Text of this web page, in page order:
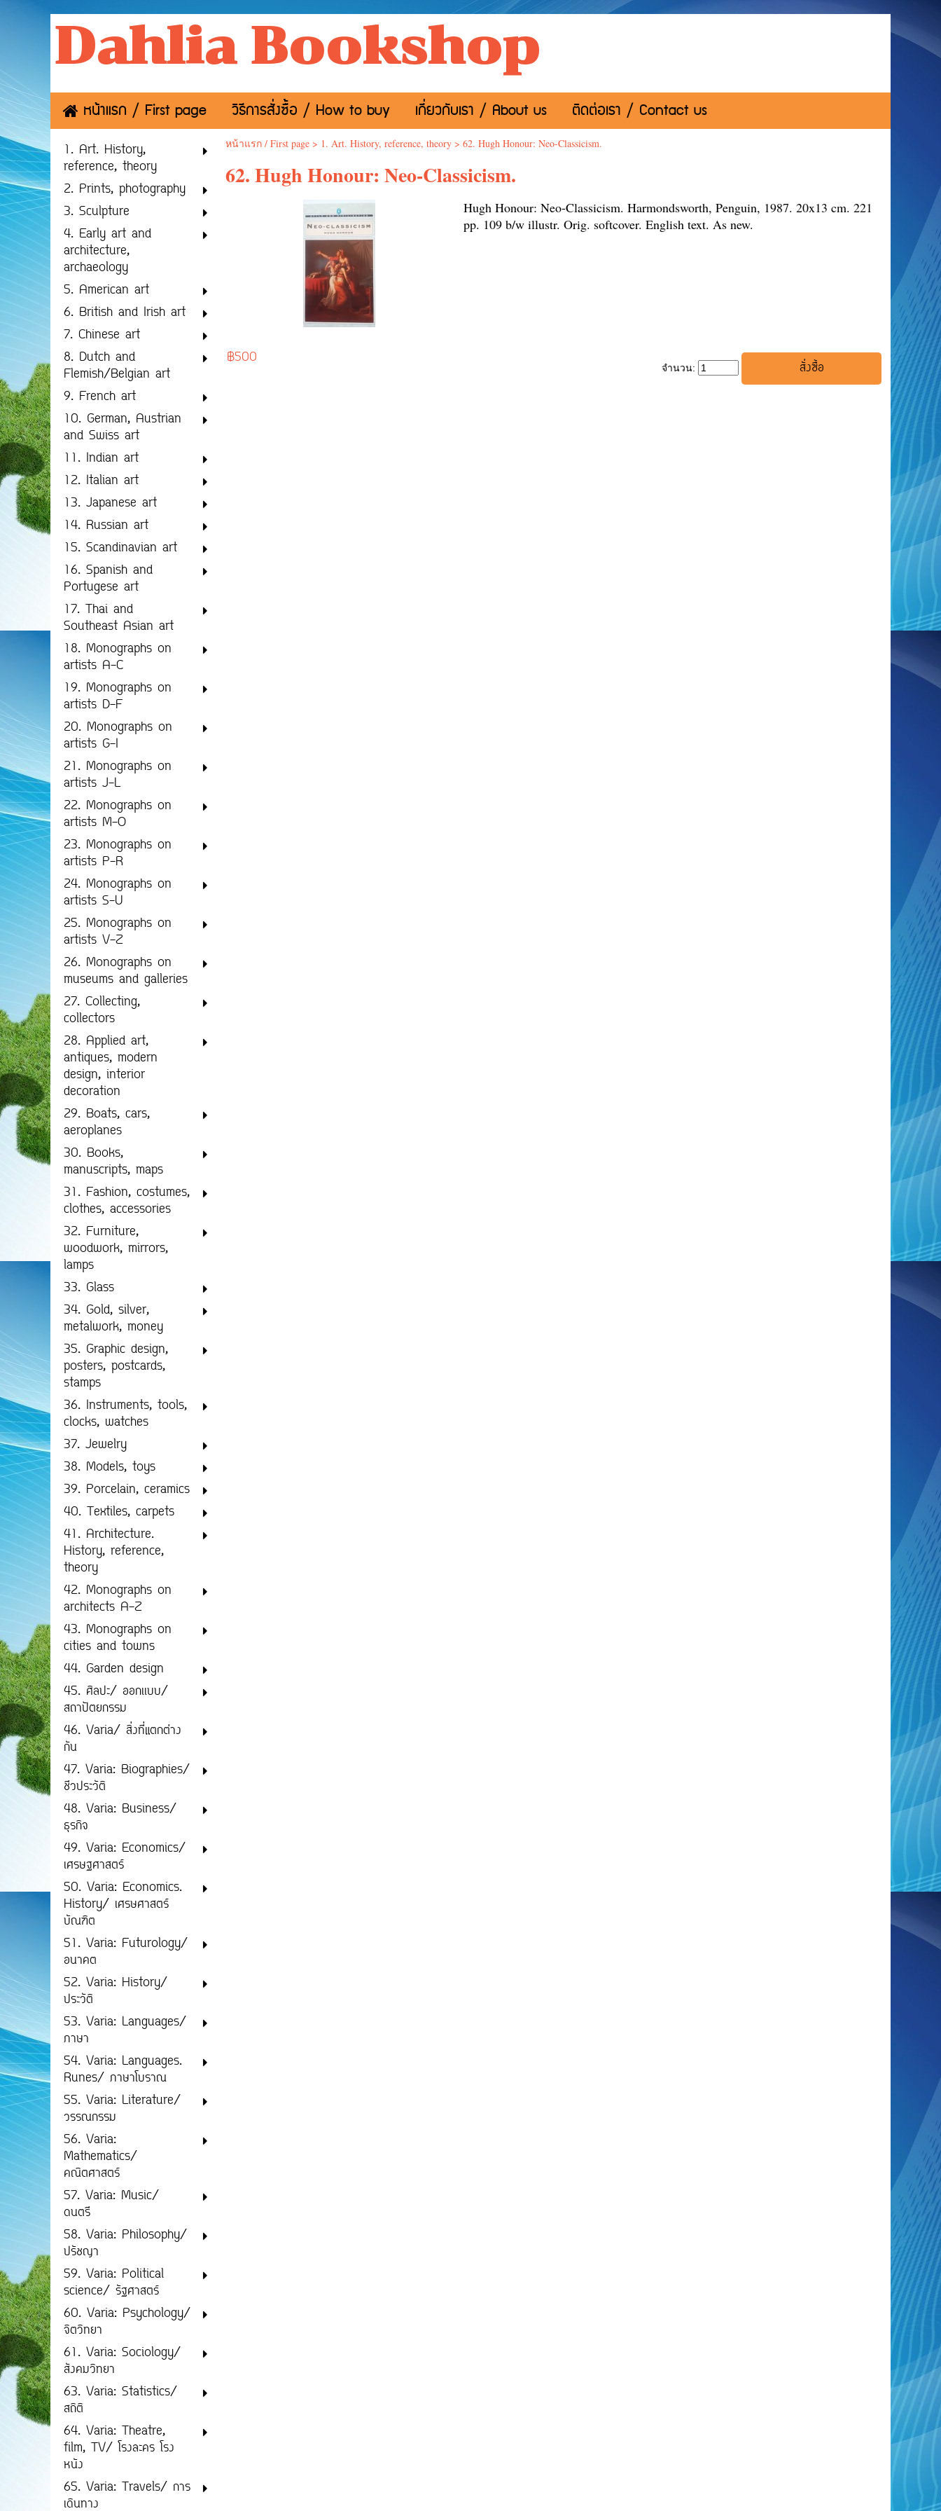
Dahlia Bookshop
หน้าแรก / First page วิธีการสั่งซื้อ / How to buy เกี่ยวกับเรา / About us ติดต่อเรา / Contact us
1. Art. History,
reference, theory
2. Prints, photography
3. Sculpture
4. Early art and
architecture,
archaeology
5. American art
6. British and Irish art
7. Chinese art
8. Dutch and
Flemish/Belgian art
9. French art
10. German, Austrian
and Swiss art
11. Indian art
12. Italian art
13. Japanese art
14. Russian art
15. Scandinavian art
16. Spanish and
Portugese art
17. Thai and
Southeast Asian art
18. Monographs on
artists A-C
19. Monographs on
artists D-F
20. Monographs on
artists G-I
21. Monographs on
artists J-L
22. Monographs on
artists M-O
23. Monographs on
artists P-R
24. Monographs on
artists S-U
25. Monographs on
artists V-Z
26. Monographs on
museums and galleries
27. Collecting,
collectors
28. Applied art,
antiques, modern
design, interior
decoration
29. Boats, cars,
aeroplanes
30. Books,
manuscripts, maps
31. Fashion, costumes,
clothes, accessories
32. Furniture,
woodwork, mirrors,
lamps
33. Glass
34. Gold, silver,
metalwork, money
35. Graphic design,
posters, postcards,
stamps
36. Instruments, tools,
clocks, watches
37. Jewelry
38. Models, toys
39. Porcelain, ceramics
40. Textiles, carpets
41. Architecture.
History, reference,
theory
42. Monographs on
architects A-Z
43. Monographs on
cities and towns
44. Garden design
45. ศิลปะ/ ออกเเบบ/
สถาปัตยกรรม
46. Varia/ สิ่งที่แตกต่าง
กัน
47. Varia: Biographies/
ชีวประวัติ
48. Varia: Business/
ธุรกิจ
49. Varia: Economics/
เศรษฐศาสตร์
50. Varia: Economics.
History/ เศรษศาสตร์
บัณฑิต
51. Varia: Futurology/
อนาคต
52. Varia: History/
ประวัติ
53. Varia: Languages/
ภาษา
54. Varia: Languages.
Runes/ ภาษาโบราณ
55. Varia: Literature/
วรรณกรรม
56. Varia:
Mathematics/
คณิตศาสตร์
57. Varia: Music/
ดนตรี
58. Varia: Philosophy/
ปรัชญา
59. Varia: Political
science/ รัฐศาสตร์
60. Varia: Psychology/
จิตวิทยา
61. Varia: Sociology/
สังคมวิทยา
63. Varia: Statistics/
สถิติ
64. Varia: Theatre,
film, TV/ โรงละคร โรง
หนัง
65. Varia: Travels/ การ
เดินทาง
หน้าแรก / First page> 1. Art. History, reference, theory> 62. Hugh Honour: Neo-Classicism.
62. Hugh Honour: Neo-Classicism.
Hugh Honour: Neo-Classicism. Harmondsworth, Penguin, 1987. 20x13 cm. 221
pp. 109 b/w illustr. Orig. softcover. English text. As new.
฿500
จำนวน: